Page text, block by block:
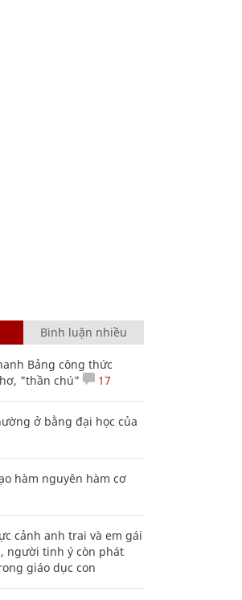
Bình luận nhiều
Bảng công thức
"thần chú"
17
ở bằng đại học của
hàm nguyên hàm cơ
cảnh anh trai và em gái
người tinh ý còn phát
giáo dục con